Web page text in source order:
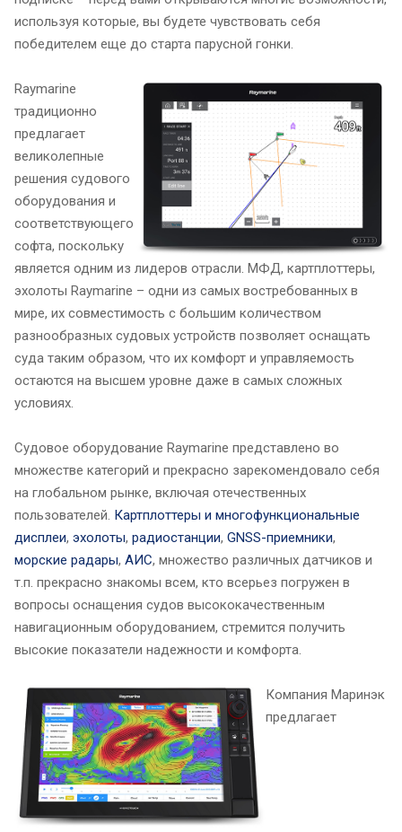
используя которые, вы будете чувствовать себя
победителем еще до старта парусной гонки.
Raymarine
традиционно
предлагает
великолепные
решения судового
оборудования и
соответствующего
софта, поскольку
является одним из лидеров отрасли. МФД, картплоттеры,
эхолоты Raymarine – одни из самых востребованных в
мире, их совместимость с большим количеством
разнообразных судовых устройств позволяет оснащать
суда таким образом, что их комфорт и управляемость
остаются на высшем уровне даже в самых сложных
условиях.
Судовое оборудование Raymarine представлено во
множестве категорий и прекрасно зарекомендовало себя
на глобальном рынке, включая отечественных
пользователей. Картплоттеры и многофункциональные
дисплеи, эхолоты, радиостанции, GNSS-приемники,
морские радары, АИС, множество различных датчиков и
т.п. прекрасно знакомы всем, кто всерьез погружен в
вопросы оснащения судов высококачественным
навигационным оборудованием, стремится получить
высокие показатели надежности и комфорта.
Компания Маринэк
предлагает